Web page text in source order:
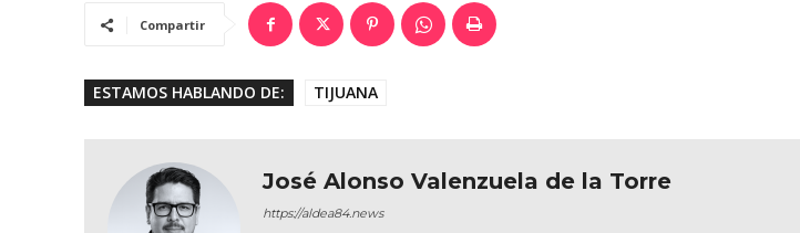
Compartir
ESTAMOS HABLANDO DE: TIJUANA
José Alonso Valenzuela de la Torre
https://aldea84.news